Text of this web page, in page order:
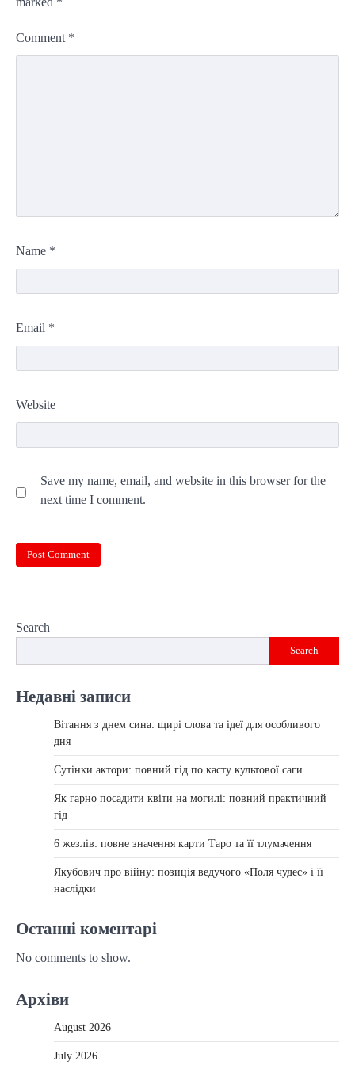
Comment *
Name *
Email *
Website
Save my name, email, and website in this browser for the
next time I comment.
Search
Search
Недавні записи
Вітання з днем сина: щирі слова та ідеї для особливого
дня
Сутінки актори: повний гід по касту культової саги
Як гарно посадити квіти на могилі: повний практичний
гід
6 жезлів: повне значення карти Таро та її тлумачення
Якубович про війну: позиція ведучого «Поля чудес» і її
наслідки
Останні коментарі
No comments to show.
Архіви
August 2026
July 2026